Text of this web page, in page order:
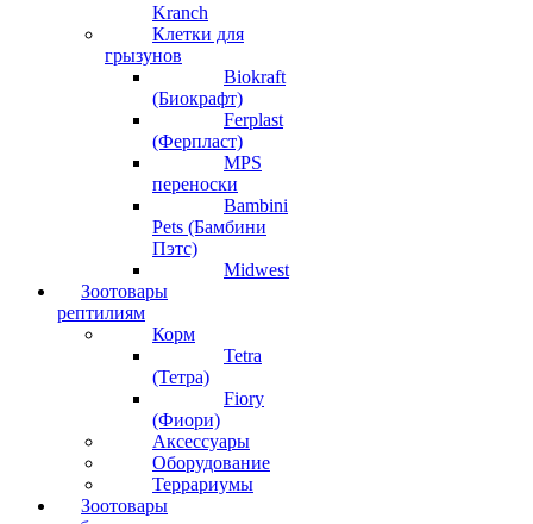
Kranch
Клетки для
грызунов
Biokraft
(Биокрафт)
Ferplast
(Ферпласт)
MPS
переноски
Bambini
Pets (Бамбини
Пэтс)
Midwest
Зоотовары
рептилиям
Корм
Tetra
(Тетра)
Fiory
(Фиори)
Аксессуары
Оборудование
Террариумы
Зоотовары